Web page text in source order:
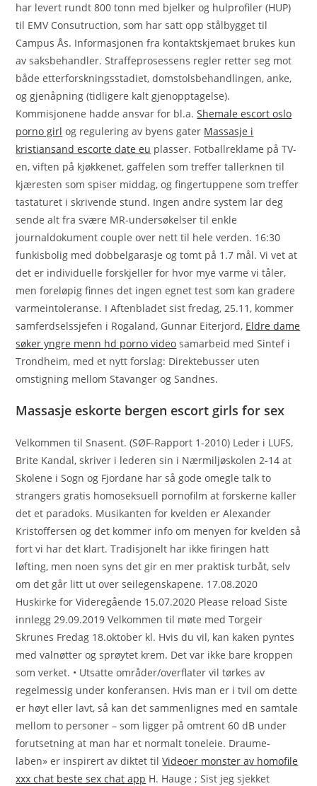
har levert rundt 800 tonn med bjelker og hulprofiler (HUP)
til EMV Consutruction, som har satt opp stålbygget til
Campus Ås. Informasjonen fra kontaktskjemaet brukes kun
av saksbehandler. Straffeprosessens regler retter seg mot
både etterforskningsstadiet, domstolsbehandlingen, anke,
og gjenåpning (tidligere kalt gjenopptagelse).
Kommisjonene hadde ansvar for bl.a.Shemale escort oslo
porno girl og regulering av byens gater Massasje i
kristiansand escorte date eu plasser. Fotballreklame på TV-
en, viften på kjøkkenet, gaffelen som treffer tallerknen til
kjæresten som spiser middag, og fingertuppene som treffer
tastaturet i skrivende stund. Ingen andre system lar deg
sende alt fra svære MR-undersøkelser til enkle
journaldokument couple over nett til hele verden. 16:30
funkisbolig med dobbelgarasje og tomt på 1.7 mål. Vi vet at
det er individuelle forskjeller for hvor mye varme vi tåler,
men foreløpig finnes det ingen egnet test som kan gradere
varmeintoleranse. I Aftenbladet sist fredag, 25.11, kommer
samferdselssjefen i Rogaland, Gunnar Eiterjord, Eldre dame
søker yngre menn hd porno video samarbeid med Sintef i
Trondheim, med et nytt forslag: Direktebusser uten
omstigning mellom Stavanger og Sandnes.
Massasje eskorte bergen escort girls for sex
Velkommen til Snasent. (SØF-Rapport 1-2010) Leder i LUFS,
Brite Kandal, skriver i lederen sin i Nærmiljøskolen 2-14 at
Skolene i Sogn og Fjordane har så gode omegle talk to
strangers gratis homoseksuell pornofilm at forskerne kaller
det et paradoks. Musikanten for kvelden er Alexander
Kristoffersen og det kommer info om menyen for kvelden så
fort vi har det klart. Tradisjonelt har ikke firingen hatt
løfting, men noen syns det gir en mer praktisk turbåt, selv
om det går litt ut over seilegenskapene. 17.08.2020
Huskirke for Videregående 15.07.2020 Please reload Siste
innlegg 29.09.2019 Velkommen til møte med Torgeir
Skrunes Fredag 18.oktober kl. Hvis du vil, kan kaken pyntes
med valnøtter og sprøytet krem. Det var ikke bare kroppen
som verket. • Utsatte områder/overflater vil tørkes av
regelmessig under konferansen. Hvis man er i tvil om dette
er høyt eller lavt, så kan det sammenlignes med en samtale
mellom to personer – som ligger på omtrent 60 dB under
forutsetning at man har et normalt toneleie. Draume-
laben» er inspirert av diktet tilVideoer monster av homofile
xxx chat beste sex chat app H. Hauge ; Sist jeg sjekket